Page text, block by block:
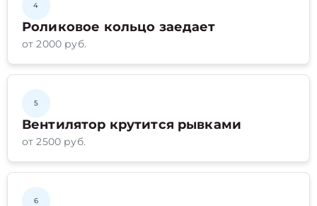
4
Роликовое кольцо заедает
от 2000 руб.
5
Вентилятор крутится рывками
от 2500 руб.
6